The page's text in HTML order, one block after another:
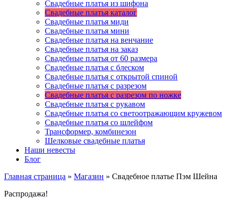
Свадебные платья из шифона
Свадебные платья каталог
Свадебные платья миди
Свадебные платья мини
Свадебные платья на венчание
Свадебные платья на заказ
Свадебные платья от 60 размера
Свадебные платья с блеском
Свадебные платья с открытой спиной
Свадебные платья с разрезом
Свадебные платья с разрезом по ножке
Свадебные платья с рукавом
Свадебные платья со светоотражающим кружевом
Свадебные платья со шлейфом
Трансформер, комбинезон
Шелковые свадебные платья
Наши невесты
Блог
Главная страница » Магазин » Свадебное платье Пэм Шейна
Распродажа!